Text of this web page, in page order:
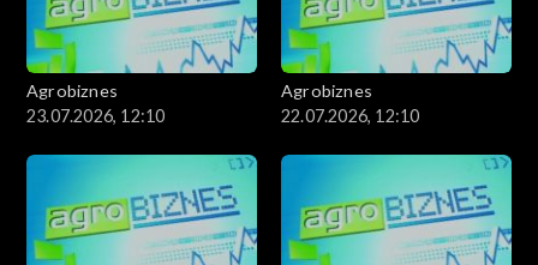
Agrobiznes
23.07.2026, 12:10
Agrobiznes
22.07.2026, 12:10